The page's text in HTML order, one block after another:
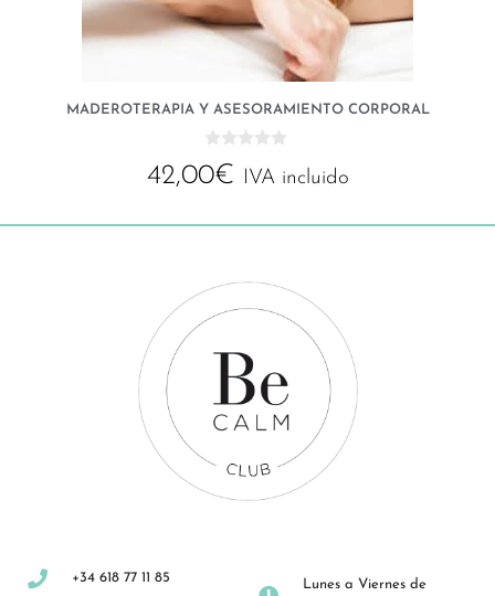
MADEROTERAPIA Y ASESORAMIENTO CORPORAL
d
42,00€ IVA incluido
+34 618 77 11 85 Lunes a Viernes de